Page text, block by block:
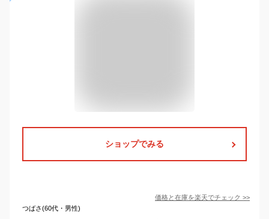
ショップでみる
価格と在庫を楽天でチェック >>
つばさ(60代・男性)